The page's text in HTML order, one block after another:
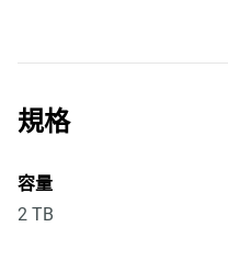
規格
容量
2 TB